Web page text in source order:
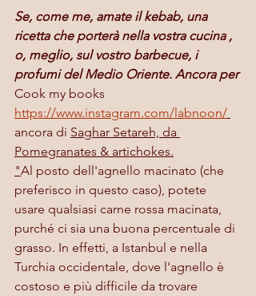
Se, come me, amate il kebab, una
ricetta che porterà nella vostra cucina ,
o, meglio, sul vostro barbecue, i
profumi del Medio Oriente. Ancora per
Cook my books
https://www.instagram.com/labnoon/
ancora di Saghar Setareh, da
Pomegranates & artichokes.
"Al posto dell'agnello macinato (che
preferisco in questo caso), potete
usare qualsiasi carne rossa macinata,
purché ci sia una buona percentuale di
grasso. In effetti, a Istanbul e nella
Turchia occidentale, dove l'agnello è
costoso e più difficile da trovare